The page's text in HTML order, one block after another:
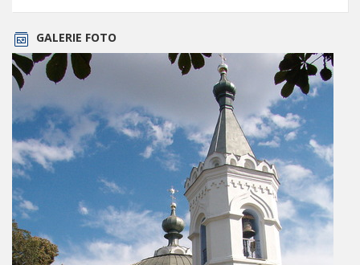
GALERIE FOTO